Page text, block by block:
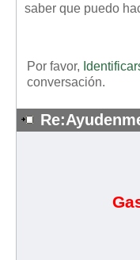
saber que puedo
Por favor,
conversación.